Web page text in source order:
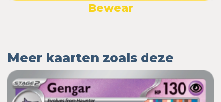
Bewear
Meer kaarten zoals deze